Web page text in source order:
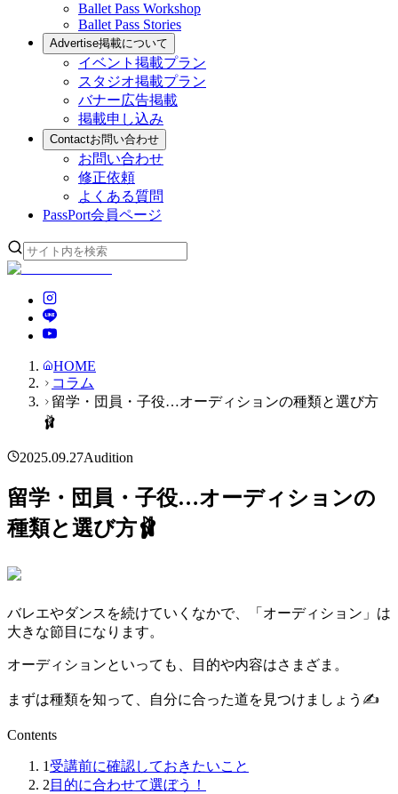
Ballet Pass Workshop
Ballet Pass Stories
Advertise掲載について
イベント掲載プラン
スタジオ掲載プラン
バナー広告掲載
掲載申し込み
Contactお問い合わせ
お問い合わせ
修正依頼
よくある質問
PassPort会員ページ
HOME
コラム
留学・団員・子役…オーディションの種類と選び方
🩰
2025.09.27Audition
留学・団員・子役…オーディションの
種類と選び方🩰
バレエやダンスを続けていくなかで、「オーディション」は
大きな節目になります。
オーディションといっても、目的や内容はさまざま。
まずは種類を知って、自分に合った道を見つけましょう✍️
Contents
1 受講前に確認しておきたいこと
2 目的に合わせて選ぼう！